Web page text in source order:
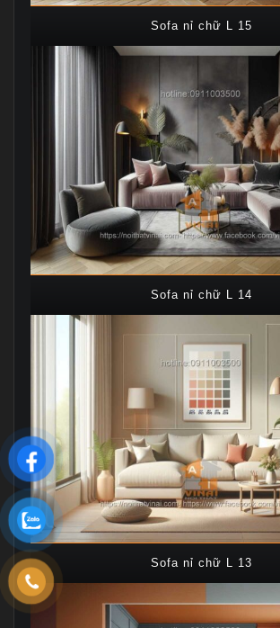
Sofa nỉ chữ L 15
Sofa nỉ chữ L 14
Sofa nỉ chữ L 13